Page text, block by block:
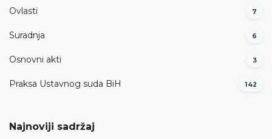
Ovlasti 7
Suradnja 6
Osnovni akti 3
Praksa Ustavnog suda BiH 142
Najnoviji sadržaj